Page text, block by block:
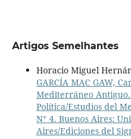
Artigos Semelhantes
Horacio Miguel
GARCÍA MAC GAW,
Mediterráneo Antiguo.
Política/Estudios del
N° 4. Buenos Aires:
Aires/Ediciones del